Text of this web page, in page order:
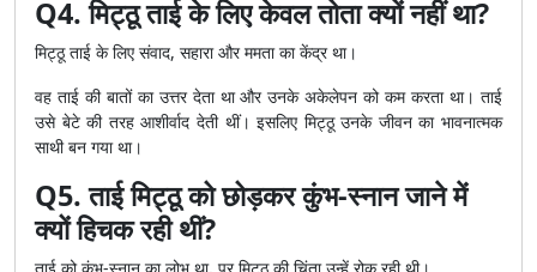
Q4. मिट्ठू ताई के लिए केवल तोता क्यों नहीं था?
मिट्ठू ताई के लिए संवाद, सहारा और ममता का केंद्र था।
वह ताई की बातों का उत्तर देता था और उनके अकेलेपन को कम करता था। ताई
उसे बेटे की तरह आशीर्वाद देती थीं। इसलिए मिट्ठू उनके जीवन का भावनात्मक
साथी बन गया था।
Q5. ताई मिट्ठू को छोड़कर कुंभ-स्नान जाने में
क्यों हिचक रही थीं?